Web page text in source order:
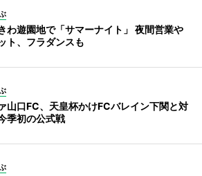
わ遊園地で「サマーナイト」 夜間営業や
ト、フラダンスも
山口FC、天皇杯かけFCバレイン下関と対
初の公式戦